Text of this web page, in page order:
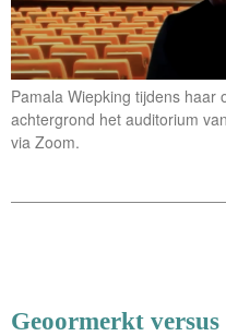
Pamala Wiepking tijdens haar
achtergrond het auditorium
via Zoom.
Geoormerkt